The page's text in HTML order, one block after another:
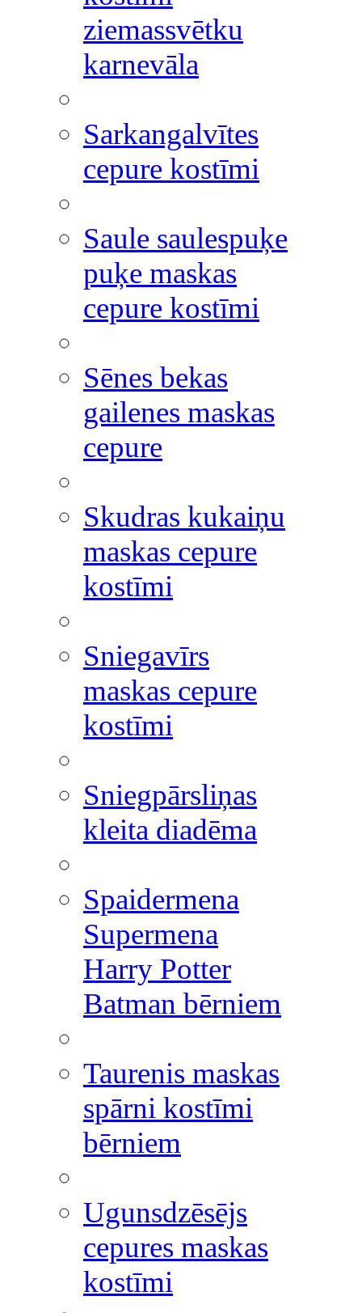
ziemassvētku
karnevāla
Sarkangalvītes
cepure kostīmi
Saule saulespuķe
puķe maskas
cepure kostīmi
Sēnes bekas
gailenes maskas
cepure
Skudras kukaiņu
maskas cepure
kostīmi
Sniegavīrs
maskas cepure
kostīmi
Sniegpārsliņas
kleita diadēma
Spaidermena
Supermena
Harry Potter
Batman bērniem
Taurenis maskas
spārni kostīmi
bērniem
Ugunsdzēsējs
cepures maskas
kostīmi